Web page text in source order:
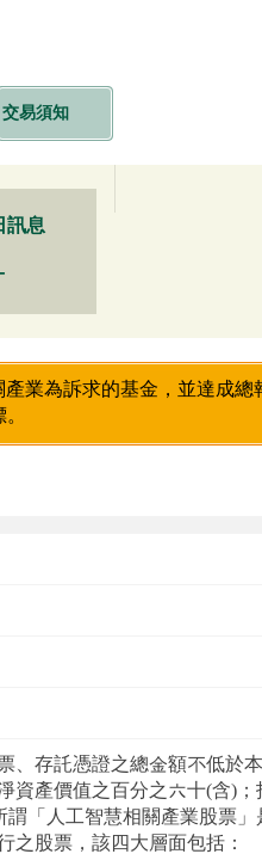
交易須知
訊息
業為訴求的基金，並達成總
、存託憑證之總金額不低於
資產價值之百分之六十(含)
「人工智慧相關產業股票
之股票，該四大層面包括：